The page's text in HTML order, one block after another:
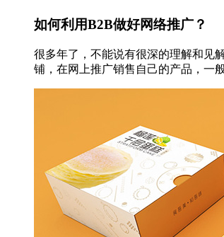
如何利用B2B做好网络推广？
很多年了，不能说有很深的理解和见
铺，在网上推广销售自己的产品，一